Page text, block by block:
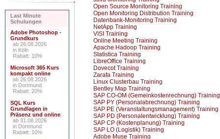
Last Minute
Schulungen
Adobe Photoshop -
Grundkurs
ab 26.08.2026
in Köln
Rabatt: 10%
Microsoft 365 Kurs
kompakt online
ab 26.08.2026
in Dortmund
Rabatt: 20%
SQL Kurs
Grundlagen in
Präsenz und online
ab 31.08.2026
in Dortmund
Rabatt: 10%
Open Source Monitoring Training
Open Monitoring Distribution Training
Datenbank-Monitoring Training
NetApp Training
VISI Training
Online Meeting Training
Apache Hadoop Training
Statistica Training
LibreOffice Training
Dovecot Training
Zarafa Training
Linux Clusterbau Training
Bentley Map Training
SAP CO-OM (Gemeinkostenrechnung) Training
SAP PY (Personalabrechnung) Training
SAP PE (Veranstaltungsmanagement) Training
SAP PD (Personalentwicklung) Training
SAP CP (Kostenplanung) Training
SAP LO (Logistik) Training
Adobe Muse Training